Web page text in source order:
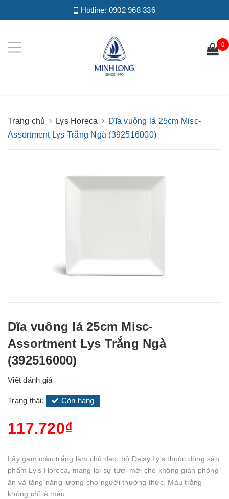
Hotline: 0902 968 336
0
Trang chủ Lys Horeca
Dĩa vuông lá 25cm Misc-
Assortment Lys Trắng Ngà (392516000)
Dĩa vuông lá 25cm Misc-
Assortment Lys Trắng Ngà
(392516000)
Viết đánh giá
Trạng thái: Còn hàng
117.720₫
Lấy gam màu trắng làm chủ đạo, bộ Daisy Ly's thuộc dòng sản
phẩm Ly's Horeca, mang lại sự tươi mới cho không gian phòng
ăn và tăng năng lượng cho người thưởng thức. Màu trắng
không chỉ là màu...